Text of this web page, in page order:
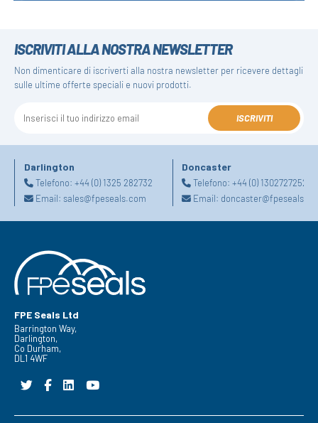
ISCRIVITI ALLA NOSTRA NEWSLETTER
Non dimenticare di iscriverti alla nostra newsletter per ricevere dettagli
sulle ultime offerte speciali e nuovi prodotti.
ISCRIVITI
Darlington
Telefono: +44 (0) 1325 282732
Email: sales@fpeseals.com
Doncaster
Telefono:+44 (0) 1302727252
Email:
FPE Seals Ltd
Barrington Way,
Darlington,
Co Durham,
DL1 4WF